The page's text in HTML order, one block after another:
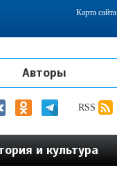
Карта сайта
Авторы
RSS
и культура